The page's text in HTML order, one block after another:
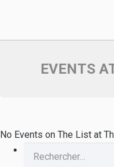
EVENTS
No Events on The List at